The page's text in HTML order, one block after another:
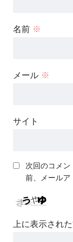
名前 ※
メール ※
サイト
次回のコメン
前、メールア
上に表示され